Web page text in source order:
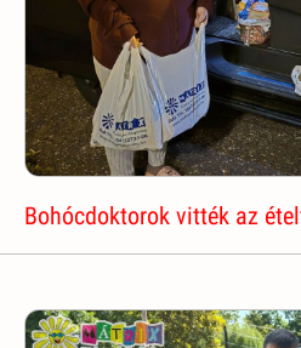
Bohócdoktorok vitték az